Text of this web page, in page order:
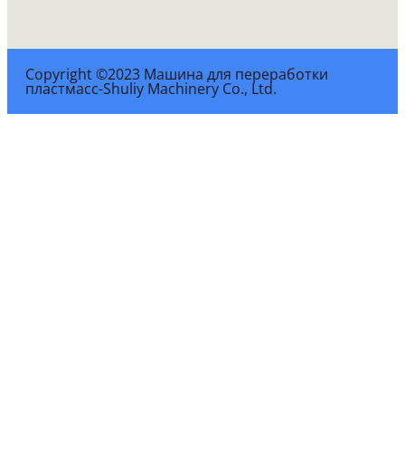
Copyright ©2023 Машина для переработки
пластмасс-Shuliy Machinery Co., Ltd.